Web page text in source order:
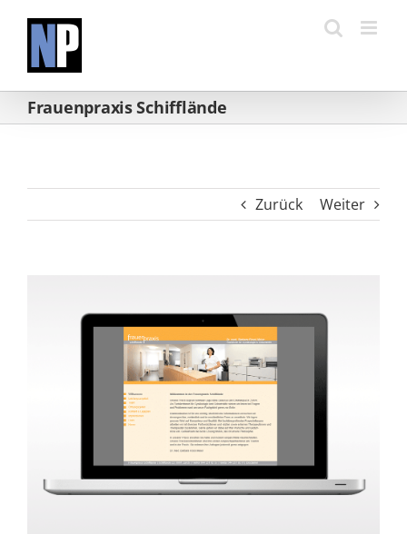
springen
Frauenpraxis Schifflände
Zurück Weiter